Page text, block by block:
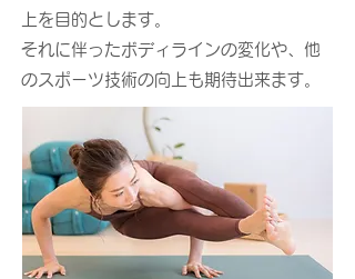
上を目的とします。
それに伴ったボディラインの変化や、他
のスポーツ技術の向上も期待出来ます。